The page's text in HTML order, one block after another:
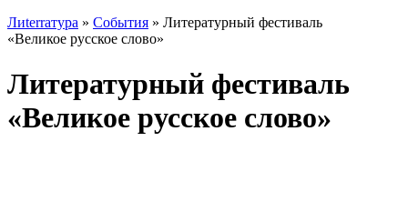
Лиterraтура » События » Литературный фестиваль
«Великое русское слово»
Литературный фестиваль
«Великое русское слово»